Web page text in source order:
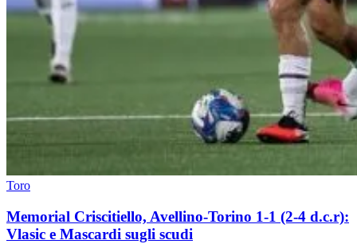
Toro
Memorial Criscitiello, Avellino-Torino 1-1 (2-4 d.c.r):
Vlasic e Mascardi sugli scudi